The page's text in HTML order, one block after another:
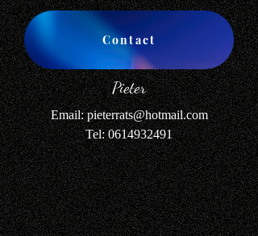
Contact
Pieter
Email:pieterrats@hotmail.com
Tel: 0614932491